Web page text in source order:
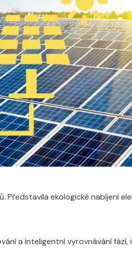
ekologické nabíjení
a inteligentní vyrovnávání